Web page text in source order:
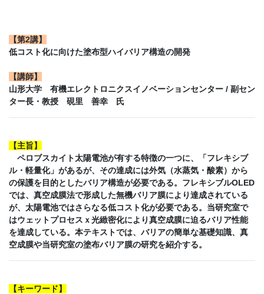
【第2講】
低コスト化に向けた塗布型ハイバリア構造の開発
【講師】
山形大学 有機エレクトロニクスイノベーションセンター / 副セン
ター長・教授 硯里 善幸 氏
【主旨】
ペロブスカイト太陽電池が有する特徴の一つに、「フレキシブ
ル・軽量化」があるが、その達成には外気（水蒸気・酸素）から
の保護を目的としたバリア構造が必要である。フレキシブルOLED
では、真空成膜法で形成した無機バリア膜により達成されている
が、太陽電池ではさらなる低コスト化が必要である。当研究室で
はウェットプロセスｘ光緻密化により真空成膜に迫るバリア性能
を達成している。本テキストでは、バリアの簡単な基礎知識、真
空成膜や当研究室の塗布バリア膜の研究を紹介する。
【キーワード】